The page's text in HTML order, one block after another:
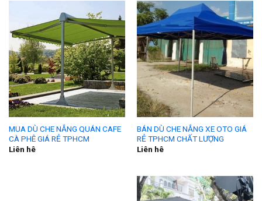
MUA DÙ CHE NẮNG QUÁN CAFE
CÀ PHÊ GIÁ RẺ TPHCM
Liên hê
BÁN DÙ CHE NẮNG XE OTO GIÁ
RẺ TPHCM CHẤT LƯỢNG
Liên hê